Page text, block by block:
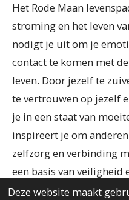
Deze website maakt
Het Rode Maan
stroming en het leven
nodigt je uit om je
contact te komen met
leven. Door jezelf te
te vertrouwen op jezelf
je in een staat van
inspireert je om
zelfzorg en verbinding
een basis van
creëren. Je wordt